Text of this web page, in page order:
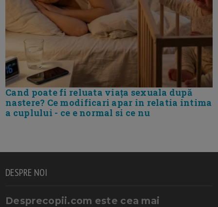
Cand poate fi reluata viața sexuala după
nastere? Ce modificari apar in relatia intima
a cuplului - ce e normal si ce nu
DESPRE NOI
Desprecopii.com este cea mai